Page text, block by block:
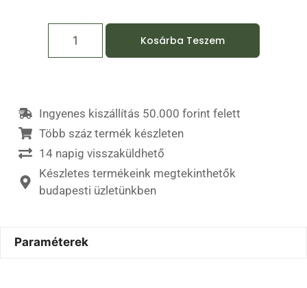
Kosárba Teszem
Ingyenes kiszállítás 50.000 forint felett
Több száz termék készleten
14 napig visszaküldhető
Készletes termékeink megtekinthetők
budapesti üzletünkben
Paraméterek